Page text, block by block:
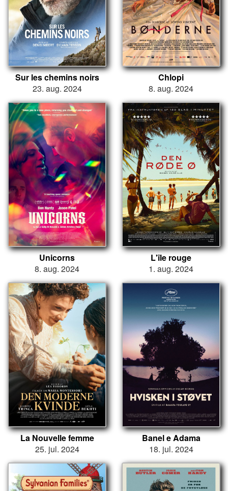
Sur les chemins noirs
23. aug. 2024
Chlopi
8. aug. 2024
Unicorns
8. aug. 2024
L'île rouge
1. aug. 2024
La Nouvelle femme
25. jul. 2024
Banel e Adama
18. jul. 2024